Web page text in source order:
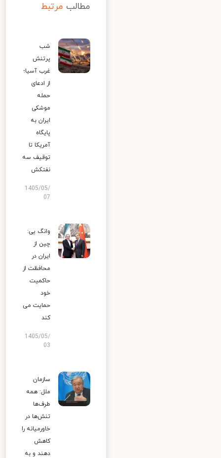
مطالب مرتبط
شب
پرتنش
غرب آسیا؛
از ادعای
حمله
موشکی
ایران به
پایگاه
آمریکا تا
توقیف سه
نفتکش
1405/05/
07
وانگ یی:
چین از
ایران در
محافظت از
حاکمیت
خود
حمایت می
کند
1405/05/
03
سازمان
ملل: همه
طرف‌ها
تنش‌ها در
خاورمیانه را
کاهش
دهند و به